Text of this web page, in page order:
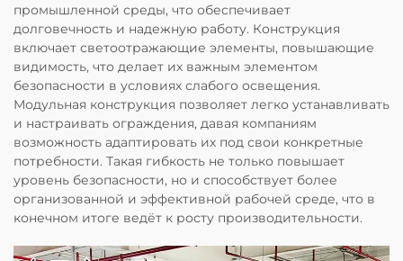
промышленной среды, что обеспечивает
долговечность и надежную работу. Конструкция
включает светоотражающие элементы, повышающие
видимость, что делает их важным элементом
безопасности в условиях слабого освещения.
Модульная конструкция позволяет легко устанавливать
и настраивать ограждения, давая компаниям
возможность адаптировать их под свои конкретные
потребности. Такая гибкость не только повышает
уровень безопасности, но и способствует более
организованной и эффективной рабочей среде, что в
конечном итоге ведёт к росту производительности.